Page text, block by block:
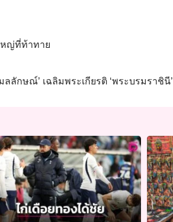
หญ่ที่ท้าทาย
ลักษณ์’ เฉลิมพระเกียรติ ‘พระบรมราชินี’